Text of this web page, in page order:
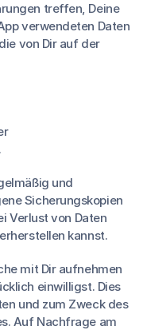
treffen, Deine
verwendeten Daten
von Dir auf der
und
Sicherungskopien
Verlust von Daten
kannst.
mit Dir aufnehmen
einwilligst. Dies
und zum Zweck des
Auf Nachfrage am